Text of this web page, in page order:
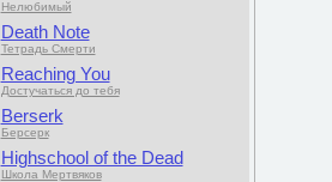
Нелюбимый
Death Note
Тетрадь Смерти
Reaching You
Достучаться до тебя
Berserk
Берсерк
Highschool of the Dead
Школа Мертвяков